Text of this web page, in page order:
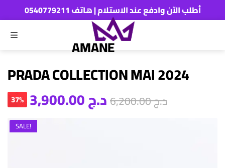
أطلب الآن وادفع عند الاستلام | هاتف 0540779211
MENU AMANE
PRADA COLLECTION MAI 2024
د.ج
د.ج6,200.00
37%
SALE!